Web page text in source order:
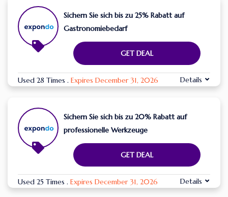
Sichern Sie sich bis zu 25% Rabatt auf
Gastronomiebedarf
GET DEAL
Used 28 Times . Expires December 31, 2026 Details
Sichern Sie sich bis zu 20% Rabatt auf
professionelle Werkzeuge
GET DEAL
Used 25 Times . Expires December 31, 2026 Details